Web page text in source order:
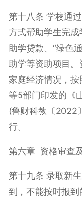
第十八条 学校通
方式帮助学生完
助学贷款、“绿色
助学等资助项目
家庭经济情况，
等5部门印发的《
(鲁财科教〔2022
行。
第六章 资格审查
第十九条 录取新
到，不能按时报到